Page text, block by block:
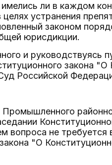
ли в каждом
устранения
законом
юрисдикции.
и руководствуясь
закона
Российской
Промышленного
вопроса не
"О